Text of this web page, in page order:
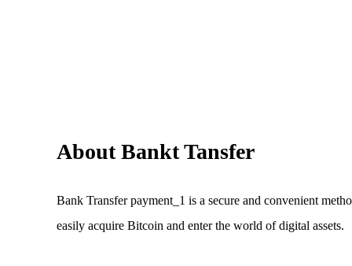
About Bankt Tansfer
Bank Transfer payment_1 is a secure and convenient
easily acquire Bitcoin and enter the world of digital assets.